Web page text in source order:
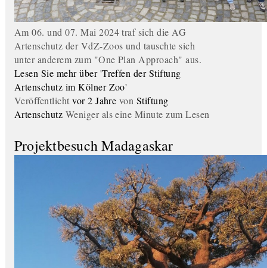
Am 06. und 07. Mai 2024 traf sich die AG
Artenschutz der VdZ-Zoos und tauschte sich
unter anderem zum "One Plan Approach" aus.
Lesen Sie mehr über 'Treffen der Stiftung
Artenschutz im Kölner Zoo'
Veröffentlichtvor 2 Jahre von Stiftung
Artenschutz Weniger als eine Minute zum Lesen
Projektbesuch Madagaskar